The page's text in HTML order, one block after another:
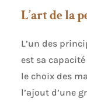
L’art de la
L’un des
est sa
le choix des
l’ajout d’une